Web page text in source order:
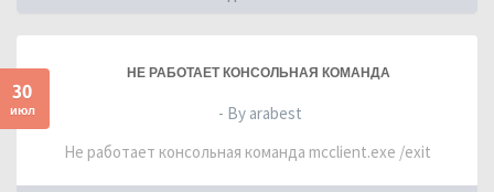
30
июл
НЕ РАБОТАЕТ КОНСОЛЬНАЯ КОМАНДА
- By arabest
Не работает консольная команда mcclient.exe /exit